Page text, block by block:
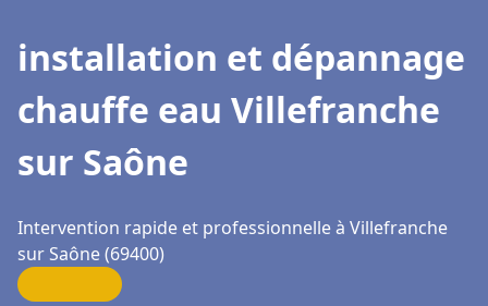
installation et dépannage
chauffe eau Villefranche
sur Saône
Intervention rapide et professionnelle à Villefranche
sur Saône (69400)